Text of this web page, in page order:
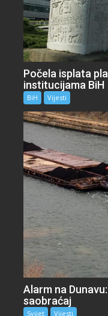
Počela isplata
institucijama BiH
BiH Vijesti
Alarm na
saobraćaj
Svijet Vijesti